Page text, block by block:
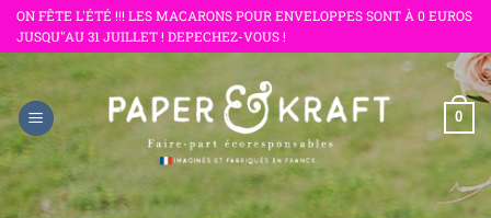
Passer
au
contenu
ON FÊTE L'ÉTÉ !!! LES MACARONS POUR ENVELOPPES SONT À 0 EUROS
JUSQU"AU 31 JUILLET ! DEPECHEZ-VOUS !
0